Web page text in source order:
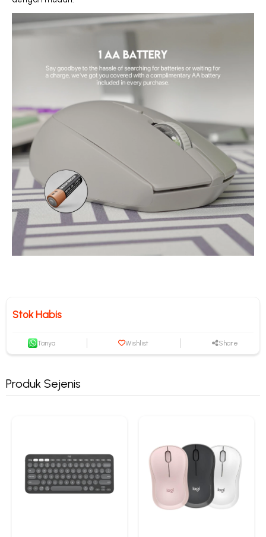
Stok Habis
Tanya Wishlist Share
Produk Sejenis